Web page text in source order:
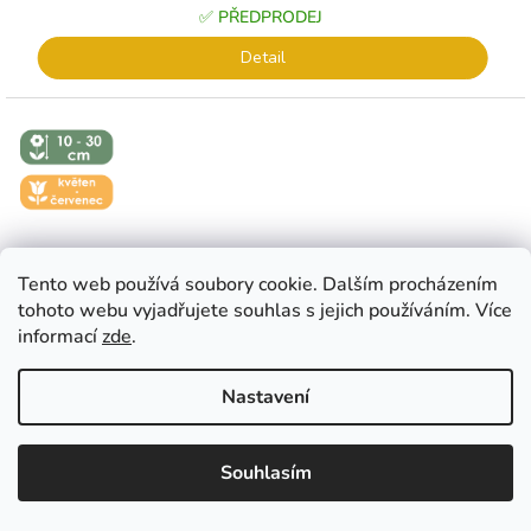
Tento web používá soubory cookie. Dalším procházením
tohoto webu vyjadřujete souhlas s jejich používáním. Více
informacízde.
Nastavení
Souhlasím
✅ PŘEDPRODEJ
Detail
↕️ VÝŠKA 10
- 30 CM
🌼 KVĚT -
ČERVEN
CZK
�esko